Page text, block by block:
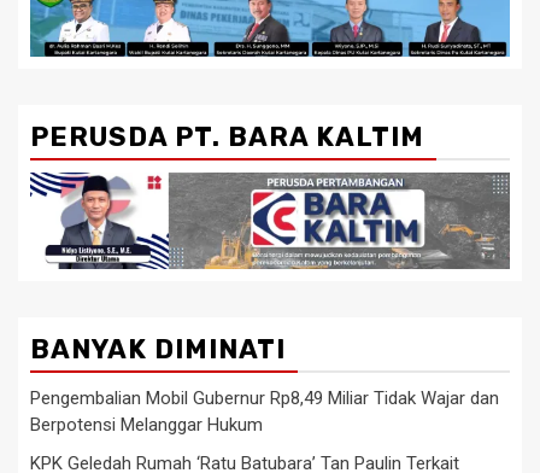
PERUSDA PT. BARA KALTIM
BANYAK DIMINATI
Pengembalian Mobil Gubernur Rp8,49 Miliar Tidak Wajar dan
Berpotensi Melanggar Hukum
KPK Geledah Rumah ‘Ratu Batubara’ Tan Paulin Terkait